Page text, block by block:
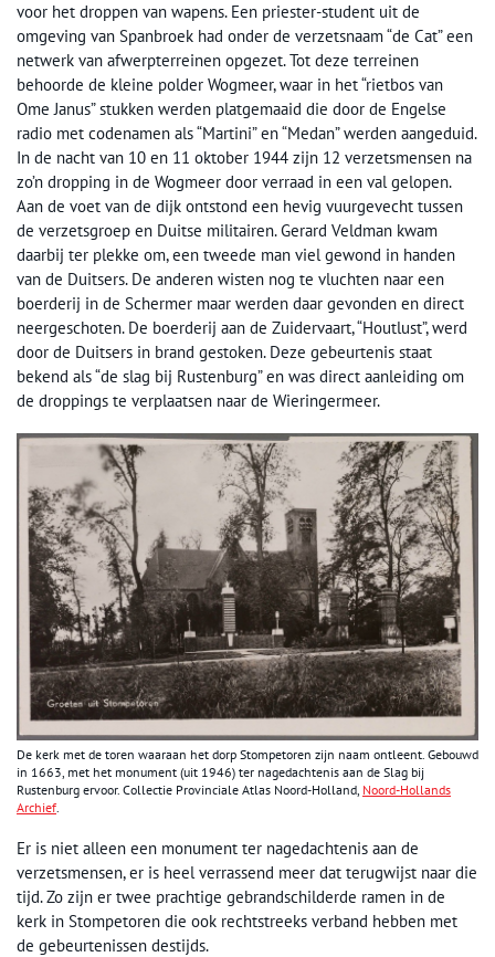
voor het droppen van wapens. Een priester-student uit de
omgeving van Spanbroek had onder de verzetsnaam “de Cat” een
netwerk van afwerpterreinen opgezet. Tot deze terreinen
behoorde de kleine polder Wogmeer, waar in het “rietbos van
Ome Janus” stukken werden platgemaaid die door de Engelse
radio met codenamen als “Martini” en “Medan” werden aangeduid.
In de nacht van 10 en 11 oktober 1944 zijn 12 verzetsmensen na
zo’n dropping in de Wogmeer door verraad in een val gelopen.
Aan de voet van de dijk ontstond een hevig vuurgevecht tussen
de verzetsgroep en Duitse militairen. Gerard Veldman kwam
daarbij ter plekke om, een tweede man viel gewond in handen
van de Duitsers. De anderen wisten nog te vluchten naar een
boerderij in de Schermer maar werden daar gevonden en direct
neergeschoten. De boerderij aan de Zuidervaart, “Houtlust”, werd
door de Duitsers in brand gestoken. Deze gebeurtenis staat
bekend als “de slag bij Rustenburg” en was direct aanleiding om
de droppings te verplaatsen naar de Wieringermeer.
De kerk met de toren waaraan het dorp Stompetoren zijn naam ontleent. Gebouwd
in 1663, met het monument (uit 1946) ter nagedachtenis aan de Slag bij
Rustenburg ervoor. Collectie Provinciale Atlas Noord-Holland, Noord-Hollands
Archief
Er is niet alleen een monument ter nagedachtenis aan de
verzetsmensen, er is heel verrassend meer dat terugwijst naar die
tijd. Zo zijn er twee prachtige gebrandschilderde ramen in de
kerk in Stompetoren die ook rechtstreeks verband hebben met
de gebeurtenissen destijds.